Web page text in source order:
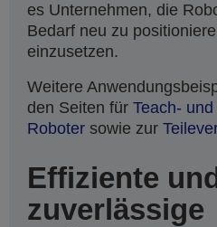
es Unternehmen, die
Bedarf neu zu
einzusetzen.
Weitere
den Seiten für Teach-
Roboter sowie zur
Effiziente
zuverlässige